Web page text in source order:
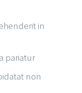
in
pariatur
non